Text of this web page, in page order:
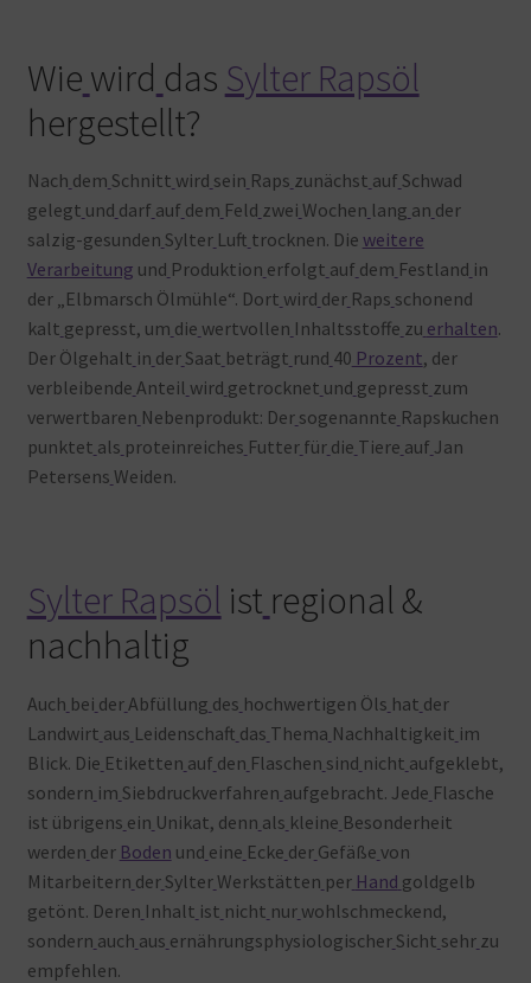
Wie wird das Sylter Rapsöl
hergestellt?
Nach dem Schnitt wird sein Raps zunächst auf Schwad
gelegt und darf auf dem Feld zwei Wochen lang an der
salzig-gesunden Sylter Luft trocknen. Die weitere
Verarbeitung und Produktion erfolgt auf dem Festland in
der „Elbmarsch Ölmühle“. Dort wird der Raps schonend
kalt gepresst, um die wertvollen Inhaltsstoffe zu erhalten.
Der Ölgehalt in der Saat beträgt rund 40 Prozent, der
verbleibende Anteil wird getrocknet und gepresst zum
verwertbaren Nebenprodukt: Der sogenannte Rapskuchen
punktet als proteinreiches Futter für die Tiere auf Jan
Petersens Weiden.
Sylter Rapsöl ist regional &
nachhaltig
Auch bei der Abfüllung des hochwertigen Öls hat der
Landwirt aus Leidenschaft das Thema Nachhaltigkeit im
Blick. Die Etiketten auf den Flaschen sind nicht aufgeklebt,
sondern im Siebdruckverfahren aufgebracht. Jede Flasche
ist übrigens ein Unikat, denn als kleine Besonderheit
werden der Boden und eine Ecke der Gefäße von
Mitarbeitern der Sylter Werkstätten per Hand goldgelb
getönt. Deren Inhalt ist nicht nur wohlschmeckend,
sondern auch aus ernährungsphysiologischer Sicht sehr zu
empfehlen.